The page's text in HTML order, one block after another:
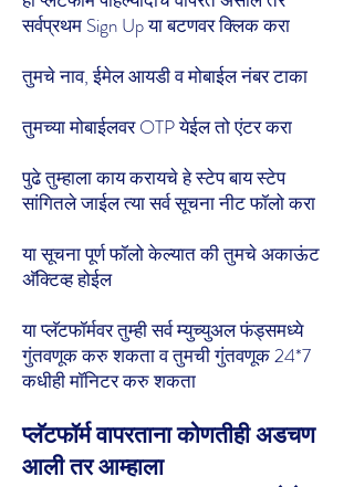
सर्वप्रथम Sign Up या बटणवर क्लिक करा
तुमचे नाव, ईमेल आयडी व मोबाईल नंबर टाका
तुमच्या मोबाईलवर OTP येईल तो एंटर करा
पुढे तुम्हाला काय करायचे हे स्टेप बाय स्टेप
सांगितले जाईल त्या सर्व सूचना नीट फॉलो करा
या सूचना पूर्ण फॉलो केल्यात की तुमचे अकाऊंट
अ‍ॅक्टिव्ह होईल
या प्लॅटफॉर्मवर तुम्ही सर्व म्युच्युअल फंड्समध्ये
गुंतवणूक करु शकता व तुमची गुंतवणूक 24*7
कधीही मॉनिटर करु शकता
प्लॅटफॉर्म वापरताना कोणतीही अडचण
आली तर आम्हाला